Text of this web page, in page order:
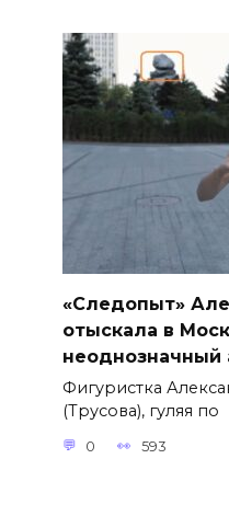
«Следопыт»
отыскала в
неоднозначный
Фигуристка
(Трусова), гуляя по
0 593